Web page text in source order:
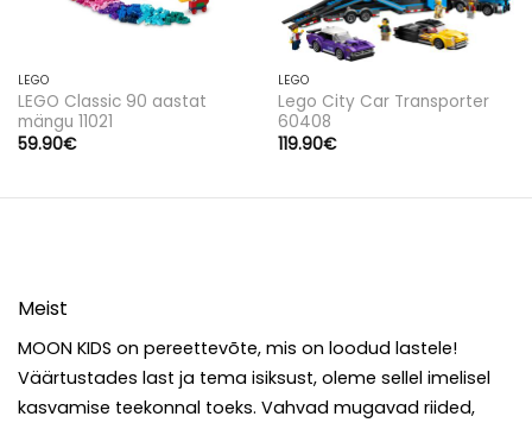
LEGO
LEGO Classic 90 aastat
mängu 11021
59.90€
LEGO
Lego City Car Transporter
60408
119.90€
Meist
MOON KIDS on pereettevõte, mis on loodud lastele!
Väärtustades last ja tema isiksust, oleme sellel imelisel
kasvamise teekonnal toeks. Vahvad mugavad riided,